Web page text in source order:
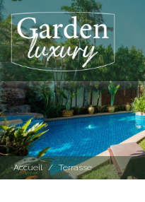
Accueil / Terrasse